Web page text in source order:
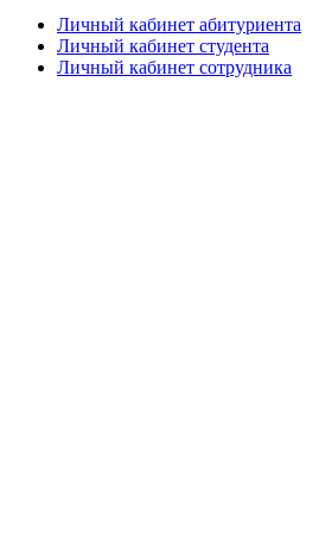
Личный кабинет абитуриента
Личный кабинет студента
Личный кабинет сотрудника